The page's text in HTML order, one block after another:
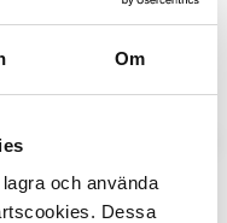
Om
och använda
Dessa
Magazine
Lasse-Majas
Detektivbyrå